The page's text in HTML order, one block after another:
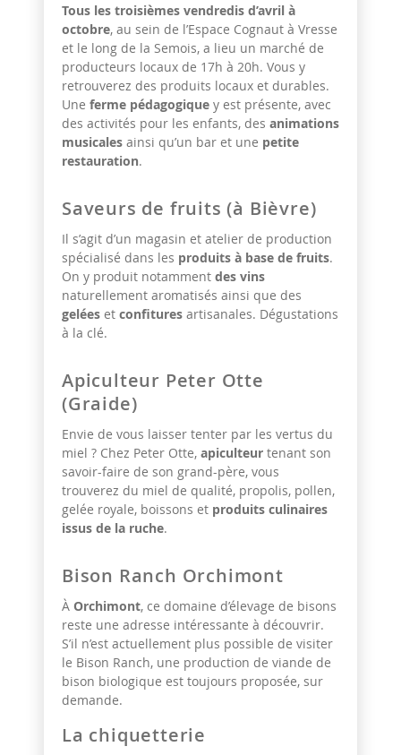
Tous les troisièmes vendredis d’avril à
octobre, au sein de l’Espace Cognaut à Vresse
et le long de la Semois, a lieu un marché de
producteurs locaux de 17h à 20h. Vous y
retrouverez des produits locaux et durables.
Une ferme pédagogique y est présente, avec
des activités pour les enfants, des animations
musicales ainsi qu’un bar et une petite
restauration.
Saveurs de fruits (à Bièvre)
Il s’agit d’un magasin et atelier de production
spécialisé dans les produits à base de fruits.
On y produit notamment des vins
naturellement aromatisés ainsi que des
gelées et confitures artisanales. Dégustations
à la clé.
Apiculteur Peter Otte
(Graide)
Envie de vous laisser tenter par les vertus du
miel ? Chez Peter Otte, apiculteur tenant son
savoir-faire de son grand-père, vous
trouverez du miel de qualité, propolis, pollen,
gelée royale, boissons et produits culinaires
issus de la ruche.
Bison Ranch Orchimont
À Orchimont, ce domaine d’élevage de bisons
reste une adresse intéressante à découvrir.
S’il n’est actuellement plus possible de visiter
le Bison Ranch, une production de viande de
bison biologique est toujours proposée, sur
demande.
La chiquetterie